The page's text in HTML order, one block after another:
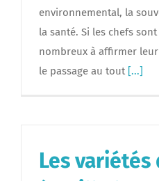
environnemental, la
la santé. Si les chefs
nombreux à affirmer
le passage au tout [...]
Les variétés